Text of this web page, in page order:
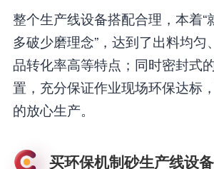
整个生产线设备搭配合理，本着“
多破少磨理念”，达到了出料均匀
品转化率高等特点；同时密封式
置，充分保证作业现场环保达标
的放心生产。
买环保机制砂生产线设